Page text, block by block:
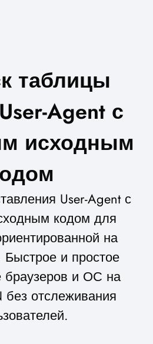
таблицы
Agent с
исходным
User-Agent с
кодом для
на
Быстрое и простое
браузеров и ОС на
без отслеживания